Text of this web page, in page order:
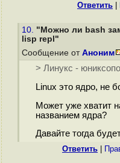
Ответить
10. "Можно ли bash
lisp repl"
Сообщение от Аноним
> Линукс -
Linux это ядро, не
Может уже хватит
названием ядра?
Давайте тогда
Ответить